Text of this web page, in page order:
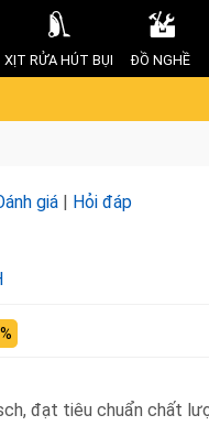
XỊT RỬA HÚT BỤI ĐỒ NGHỀ
giá | Hỏi đáp
đạt tiêu chuẩn chất